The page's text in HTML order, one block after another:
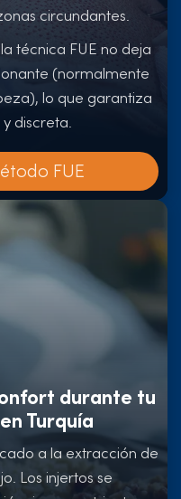
circundantes.
técnica FUE no deja
(normalmente
lo que garantiza
discreta.
FUE
durante tu
Turquía
a la extracción de
Los injertos se